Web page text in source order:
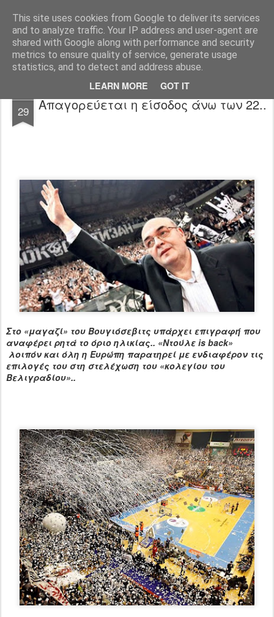
This site uses cookies from Google to deliver its services
and to analyze traffic. Your IP address and user-agent are
shared with Google along with performance and security
metrics to ensure quality of service, generate usage
statistics, and to detect and address abuse.
LEARN MORE GOT IT
All About Basketball Coaching Πάθος ,ομαδικότητα , μαχητικότητα , αντίληψη... με μια λέξη MΠΑΣΚΕΤ... .!!! Αγάπη μεγάλη που κρύβει πολλά μυστικά ...
29 Απαγορεύεται η είσοδος άνω των 22..
Στο «μαγαζί» του Βουγιόσεβιτς υπάρχει επιγραφή που
αναφέρει ρητά το όριο ηλικίας.. «Ντούλε is back»
λοιπόν και όλη η Ευρώπη παρατηρεί με ενδιαφέρον τις
επιλογές του στη στελέχωση του «κολεγίου του
Βελιγραδίου»..